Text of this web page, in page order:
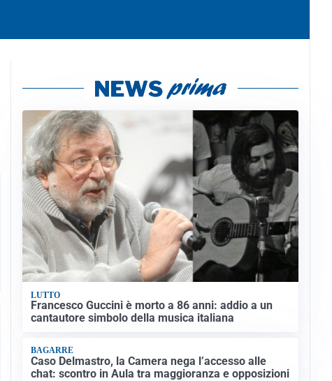
LUTTO
Francesco Guccini è morto a 86 anni: addio a un
cantautore simbolo della musica italiana
BAGARRE
Caso Delmastro, la Camera nega l’accesso alle
chat: scontro in Aula tra maggioranza e opposizioni